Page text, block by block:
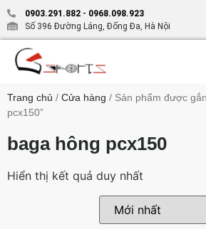
0903.291.882 - 0968.098.923
Số 396 Đường Láng, Đống Đa, Hà Nội
Trang chủ / Cửa hàng / Sản phẩm được
pcx150”
baga hông pcx150
Hiển thị kết quả duy nhất